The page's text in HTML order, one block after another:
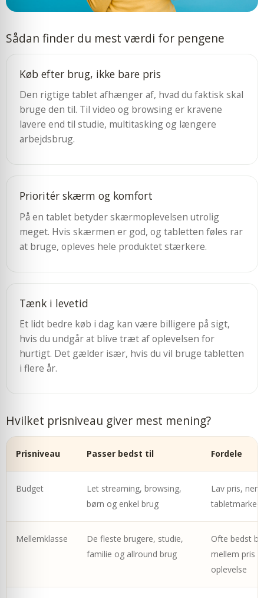
Sådan finder du mest værdi for pengene
Køb efter brug, ikke bare pris
Den rigtige tablet afhænger af, hvad du faktisk skal
bruge den til. Til video og browsing er kravene
lavere end til studie, multitasking og længere
arbejdsbrug.
Prioritér skærm og komfort
På en tablet betyder skærmoplevelsen utrolig
meget. Hvis skærmen er god, og tabletten føles rar
at bruge, opleves hele produktet stærkere.
Tænk i levetid
Et lidt bedre køb i dag kan være billigere på sigt,
hvis du undgår at blive træt af oplevelsen for
hurtigt. Det gælder især, hvis du vil bruge tabletten
i flere år.
Hvilket prisniveau giver mest mening?
Prisniveau Passer bedst til Fordele
Budget
Let streaming, browsing,
børn og enkel brug
Lav pris,
Mellemklasse
De fleste brugere, studie,
familie og allround brug
Ofte bedst
mellem pris
oplevelse